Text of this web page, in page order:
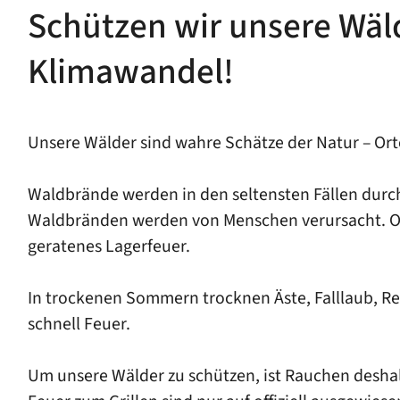
Schützen wir unsere
Klimawandel!
Unsere Wälder sind wahre Schätze der Natur –
Waldbrände werden in den seltensten Fällen
Waldbränden werden von Menschen verursacht.
geratenes Lagerfeuer.
In trockenen Sommern trocknen Äste, Falllaub,
schnell Feuer.
Um unsere Wälder zu schützen, ist Rauchen